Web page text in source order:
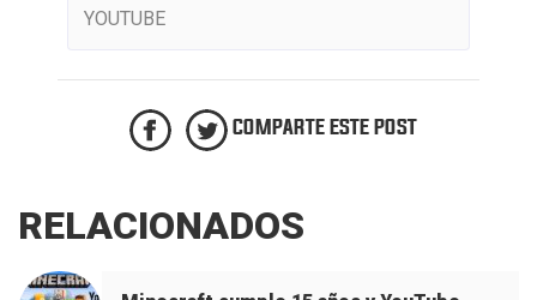
YOUTUBE
COMPARTE ESTE POST
RELACIONADOS